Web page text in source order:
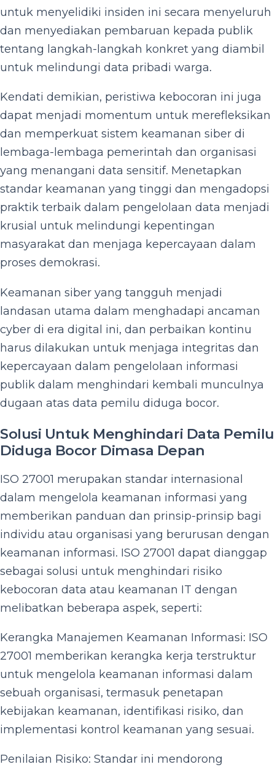
untuk menyelidiki insiden ini secara menyeluruh
dan menyediakan pembaruan kepada publik
tentang langkah-langkah konkret yang diambil
untuk melindungi data pribadi warga.
Kendati demikian, peristiwa kebocoran ini juga
dapat menjadi momentum untuk merefleksikan
dan memperkuat sistem keamanan siber di
lembaga-lembaga pemerintah dan organisasi
yang menangani data sensitif. Menetapkan
standar keamanan yang tinggi dan mengadopsi
praktik terbaik dalam pengelolaan data menjadi
krusial untuk melindungi kepentingan
masyarakat dan menjaga kepercayaan dalam
proses demokrasi.
Keamanan siber yang tangguh menjadi
landasan utama dalam menghadapi ancaman
cyber di era digital ini, dan perbaikan kontinu
harus dilakukan untuk menjaga integritas dan
kepercayaan dalam pengelolaan informasi
publik dalam menghindari kembali munculnya
dugaan atas data pemilu diduga bocor.
Solusi Untuk Menghindari Data Pemilu
Diduga Bocor Dimasa Depan
ISO 27001 merupakan standar internasional
dalam mengelola keamanan informasi yang
memberikan panduan dan prinsip-prinsip bagi
individu atau organisasi yang berurusan dengan
keamanan informasi. ISO 27001 dapat dianggap
sebagai solusi untuk menghindari risiko
kebocoran data atau keamanan IT dengan
melibatkan beberapa aspek, seperti:
Kerangka Manajemen Keamanan Informasi: ISO
27001 memberikan kerangka kerja terstruktur
untuk mengelola keamanan informasi dalam
sebuah organisasi, termasuk penetapan
kebijakan keamanan, identifikasi risiko, dan
implementasi kontrol keamanan yang sesuai.
Penilaian Risiko: Standar ini mendorong